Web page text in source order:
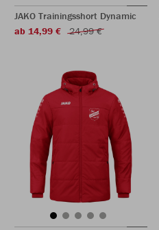
JAKO Trainingsshort Dynamic
ab 14,99 €
24,99 €